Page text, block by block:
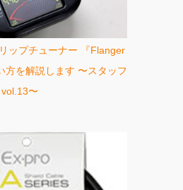
ップチューナー 『Flanger
方を解説します 〜スタッフ
〜